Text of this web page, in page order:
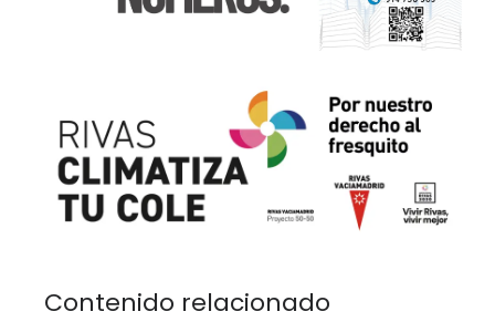
Contenido relacionado